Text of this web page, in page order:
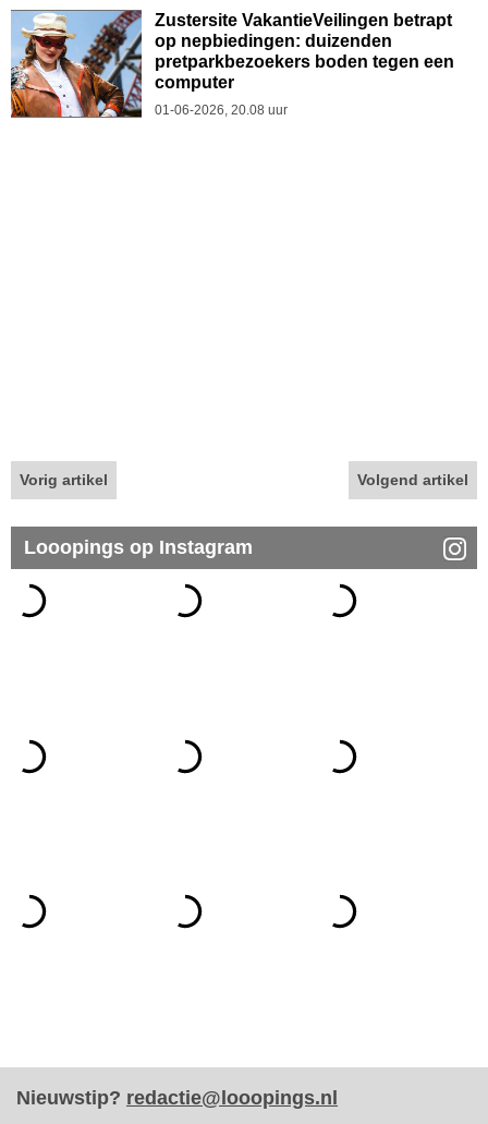
Zustersite VakantieVeilingen betrapt
op nepbiedingen: duizenden
pretparkbezoekers boden tegen een
computer
01-06-2026, 20.08 uur
Vorig artikel Volgend artikel
Looopings op Instagram
Nieuwstip? redactie@looopings.nl